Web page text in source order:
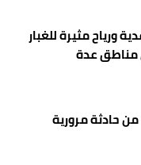
ورياح مثيرة للغبار
مناطق عدة
من حادثة مرورية